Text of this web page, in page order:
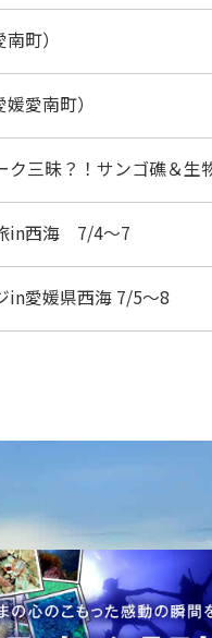
町）
愛南町）
ク三昧？！サンゴ礁＆
in西海 7/4～7
in愛媛県西海 7/5～8